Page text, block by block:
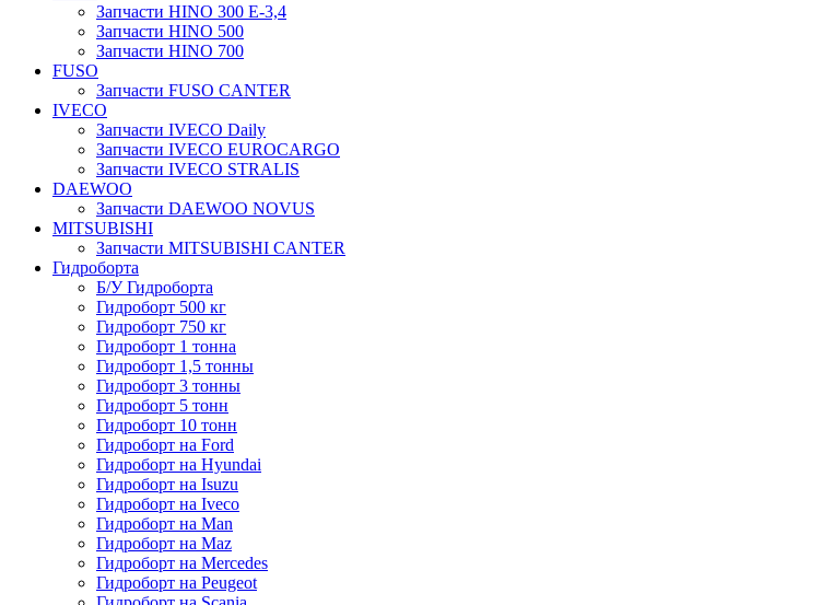
Запчасти HINO 300 E-3,4
Запчасти HINO 500
Запчасти HINO 700
FUSO
Запчасти FUSO CANTER
IVECO
Запчасти IVECO Daily
Запчасти IVECO EUROCARGO
Запчасти IVECO STRALIS
DAEWOO
Запчасти DAEWOO NOVUS
MITSUBISHI
Запчасти MITSUBISHI CANTER
Гидроборта
Б/У Гидроборта
Гидроборт 500 кг
Гидроборт 750 кг
Гидроборт 1 тонна
Гидроборт 1,5 тонны
Гидроборт 3 тонны
Гидроборт 5 тонн
Гидроборт 10 тонн
Гидроборт на Ford
Гидроборт на Hyundai
Гидроборт на Isuzu
Гидроборт на Iveco
Гидроборт на Man
Гидроборт на Maz
Гидроборт на Mercedes
Гидроборт на Peugeot